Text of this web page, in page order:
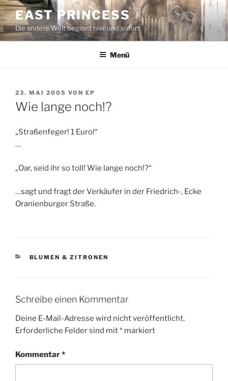
Zum
Inhalt
springen
EAST PRINCESS
Die andere Welt beginnt hier und sofort
Menü
VERÖFFENTLICHT
AM
23. MAI 2005 VON EP
Wie lange noch!?
„Straßenfeger! 1 Euro!“
…
„Oar, seid ihr so toll! Wie lange noch!?“
…sagt und fragt der Verkäufer in der Friedrich-, Ecke
Oranienburger Straße.
KATEGORIEN
BLUMEN & ZITRONEN
Schreibe einen Kommentar
Deine E-Mail-Adresse wird nicht veröffentlicht.
Erforderliche Felder sind mit* markiert
Kommentar*